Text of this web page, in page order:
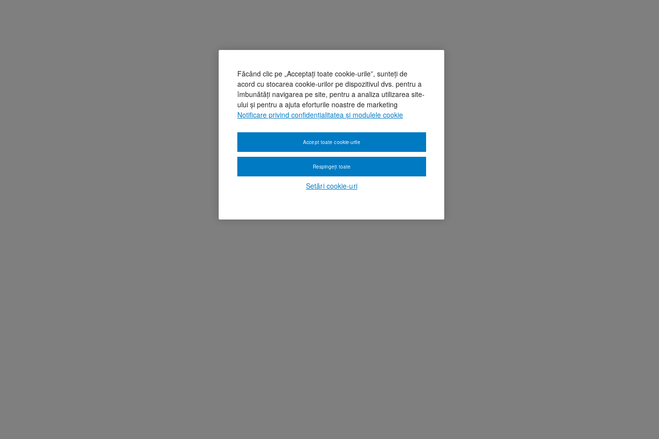
Făcând clic pe „Acceptați toate cookie-urile”, sunteți de
acord cu stocarea cookie-urilor pe dispozitivul dvs. pentru a
îmbunătăți navigarea pe site, pentru a analiza utilizarea site-
ului și pentru a ajuta eforturile noastre de marketing
Notificare privind confidențialitatea și modulele cookie
Setări cookie-uri
Respingeți toate
Accept toate cookie-urile